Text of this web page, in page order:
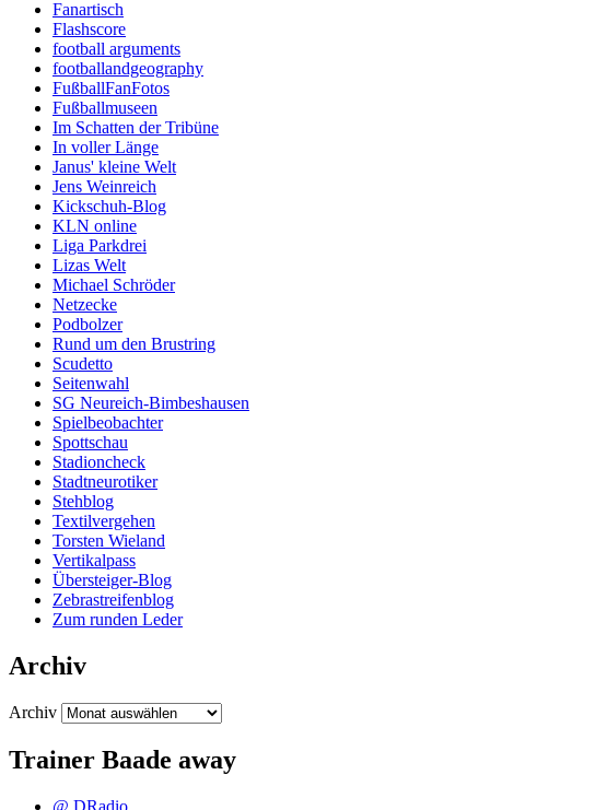
Fanartisch
Flashscore
football arguments
footballandgeography
FußballFanFotos
Fußballmuseen
Im Schatten der Tribüne
In voller Länge
Janus' kleine Welt
Jens Weinreich
Kickschuh-Blog
KLN online
Liga Parkdrei
Lizas Welt
Michael Schröder
Netzecke
Podbolzer
Rund um den Brustring
Scudetto
Seitenwahl
SG Neureich-Bimbeshausen
Spielbeobachter
Spottschau
Stadioncheck
Stadtneurotiker
Stehblog
Textilvergehen
Torsten Wieland
Vertikalpass
Übersteiger-Blog
Zebrastreifenblog
Zum runden Leder
Archiv
Archiv
Trainer Baade away
@ DRadio